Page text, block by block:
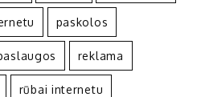
paskolos
reklama
rūbai internetu